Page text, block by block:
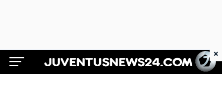
Juventus News 24
×